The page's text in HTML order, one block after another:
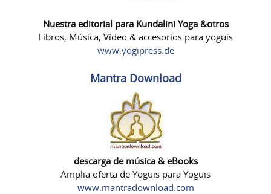
Nuestra editorial para Kundalini Yoga &otros
Libros, Música, Vídeo & accesorios para yoguis
www.yogipress.de
Mantra Download
descarga de música & eBooks
Amplia oferta de Yoguis para Yoguis
www.mantradownload.com